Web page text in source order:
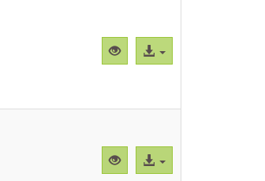
Vista
previa
Acceso
al
Vista
previa
Acceso
al